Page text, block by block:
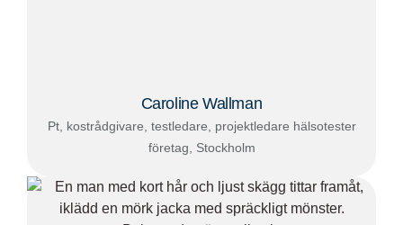
Caroline Wallman
Pt, kostrådgivare, testledare, projektledare hälsotester
företag, Stockholm